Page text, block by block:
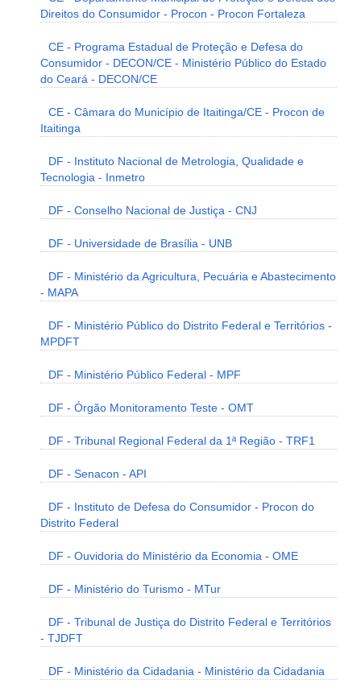
Direitos do Consumidor - Procon - Procon Fortaleza
CE - Programa Estadual de Proteção e Defesa do
Consumidor - DECON/CE - Ministério Público do Estado
do Ceará - DECON/CE
CE - Câmara do Município de Itaitinga/CE - Procon de
Itaitinga
DF - Instituto Nacional de Metrologia, Qualidade e
Tecnologia - Inmetro
DF - Conselho Nacional de Justiça - CNJ
DF - Universidade de Brasília - UNB
DF - Ministério da Agricultura, Pecuária e Abastecimento
- MAPA
DF - Ministério Público do Distrito Federal e Territórios -
MPDFT
DF - Ministério Público Federal - MPF
DF - Órgão Monitoramento Teste - OMT
DF - Tribunal Regional Federal da 1ª Região - TRF1
DF - Senacon - API
DF - Instituto de Defesa do Consumidor - Procon do
Distrito Federal
DF - Ouvidoria do Ministério da Economia - OME
DF - Ministério do Turismo - MTur
DF - Tribunal de Justiça do Distrito Federal e Territórios
- TJDFT
DF - Ministério da Cidadania - Ministério da Cidadania